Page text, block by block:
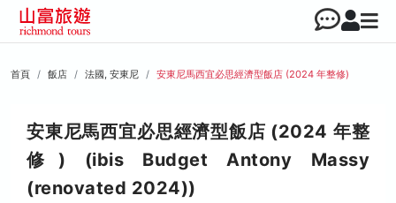
首頁 飯店 法國, 安東尼 安東尼馬西宜必思經濟型飯店 (2024 年整修)
安東尼馬西宜必思經濟型飯店 (2024 年整
修) (ibis Budget Antony Massy
(renovated 2024))